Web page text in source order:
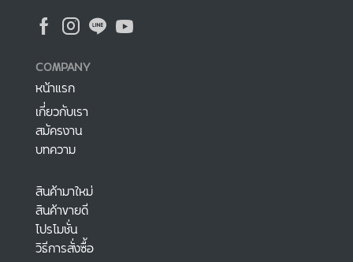
COMPANY
หน้าแรก
เกี่ยวกับเรา
สมัครงาน
บทความ
สินค้ามาใหม่
สินค้าขายดี
โปรโมชั่น
วิธีการสั่งซื้อ